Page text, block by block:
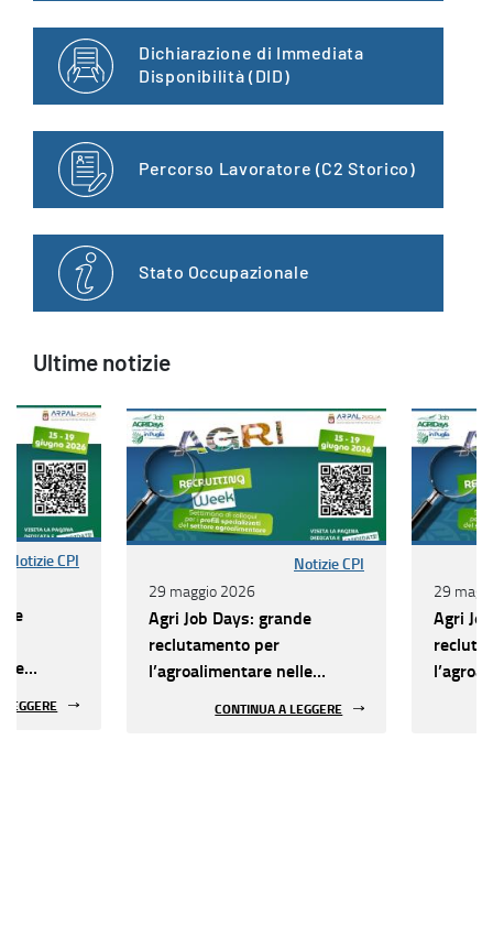
Dichiarazione di Immediata
Disponibilità (DID)
Percorso Lavoratore (C2 Storico)
Stato Occupazionale
Ultime notizie
Notizie CPI
Notizie CPI
29 maggio 2026
Agri Job Days: grande
reclutamento per
l’agroalimentare nelle
CONTINUA A LEGGERE
29
Agri